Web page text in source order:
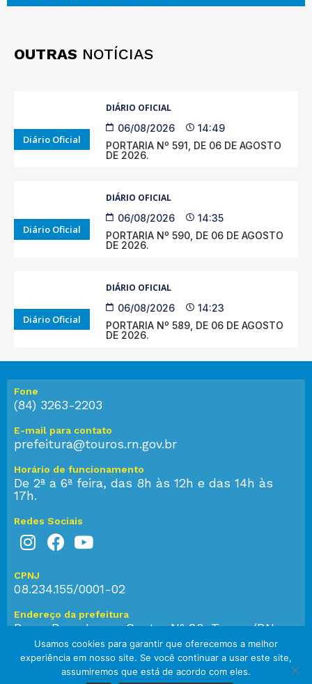
OUTRAS NOTÍCIAS
Diário Oficial
DIÁRIO OFICIAL
06/08/2026
14:49
PORTARIA Nº 591, DE 06 DE AGOSTO
DE 2026.
Diário Oficial
DIÁRIO OFICIAL
06/08/2026
14:35
PORTARIA Nº 590, DE 06 DE AGOSTO
DE 2026.
Diário Oficial
DIÁRIO OFICIAL
06/08/2026
14:23
PORTARIA Nº 589, DE 06 DE AGOSTO
DE 2026.
Fone
(84) 3263-2203
E-mail para contato
prefeitura@touros.rn.gov.br
Horário de funcionamento
De 2ª a 6ª feira, das 8h às 12h e das 14h às
17h.
Redes Sociais
CPNJ
08.234.155/0001-02
Endereço da prefeitura
Praça Bom Jesus, Centro Nº 28, Touros/RN,
CEP: 59.584-000
Usamos cookies para garantir que oferecemos a melhor
experiência em nosso site. Se você continuar a usar este site,
assumiremos que está de acordo com eles.